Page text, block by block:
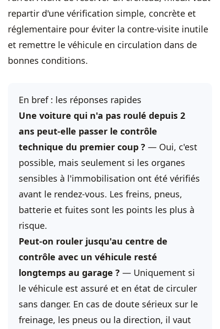
repartir d'une vérification simple, concrète et
réglementaire pour éviter la contre-visite inutile
et remettre le véhicule en circulation dans de
bonnes conditions.
En bref : les réponses rapides
Une voiture qui n'a pas roulé depuis 2
ans peut-elle passer le contrôle
technique du premier coup ? — Oui, c'est
possible, mais seulement si les organes
sensibles à l'immobilisation ont été vérifiés
avant le rendez-vous. Les freins, pneus,
batterie et fuites sont les points les plus à
risque.
Peut-on rouler jusqu'au centre de
contrôle avec un véhicule resté
longtemps au garage ? — Uniquement si
le véhicule est assuré et en état de circuler
sans danger. En cas de doute sérieux sur le
freinage, les pneus ou la direction, il vaut